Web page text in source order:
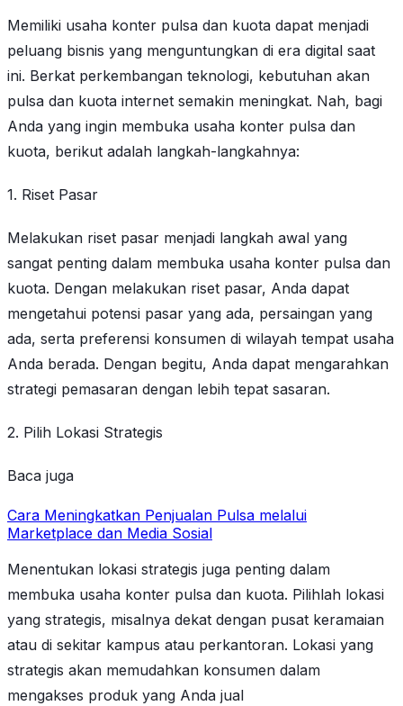
Memiliki usaha konter pulsa dan kuota dapat menjadi
peluang bisnis yang menguntungkan di era digital saat
ini. Berkat perkembangan teknologi, kebutuhan akan
pulsa dan kuota internet semakin meningkat. Nah, bagi
Anda yang ingin membuka usaha konter pulsa dan
kuota, berikut adalah langkah-langkahnya:
1. Riset Pasar
Melakukan riset pasar menjadi langkah awal yang
sangat penting dalam membuka usaha konter pulsa dan
kuota. Dengan melakukan riset pasar, Anda dapat
mengetahui potensi pasar yang ada, persaingan yang
ada, serta preferensi konsumen di wilayah tempat usaha
Anda berada. Dengan begitu, Anda dapat mengarahkan
strategi pemasaran dengan lebih tepat sasaran.
2. Pilih Lokasi Strategis
Baca juga
Cara Meningkatkan Penjualan Pulsa melalui
Marketplace dan Media Sosial
Menentukan lokasi strategis juga penting dalam
membuka usaha konter pulsa dan kuota. Pilihlah lokasi
yang strategis, misalnya dekat dengan pusat keramaian
atau di sekitar kampus atau perkantoran. Lokasi yang
strategis akan memudahkan konsumen dalam
mengakses produk yang Anda jual